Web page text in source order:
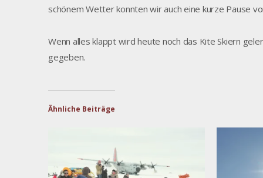
schönem Wetter konnten wir auch eine kurze Pause
Wenn alles klappt wird heute noch das Kite Skiern
gegeben.
Ähnliche Beiträge